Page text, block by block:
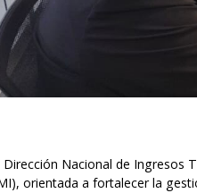
Dirección Nacional de Ingresos
orientada a fortalecer la